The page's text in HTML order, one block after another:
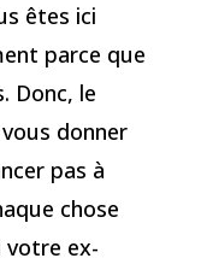
êtes ici
parce que
Donc, le
donner
pas à
chose
votre ex-